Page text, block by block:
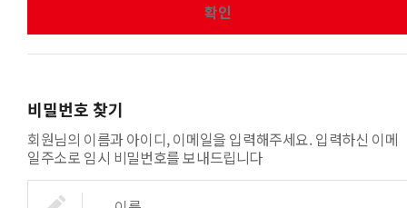
확인
비밀번호 찾기
회원님의 이름과 아이디, 이메일을 입력해주세요. 입력하신 이메
일주소로 임시 비밀번호를 보내드립니다